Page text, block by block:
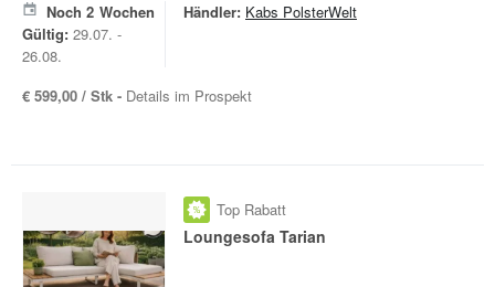
Noch 2 Wochen
Gültig: 29.07. -
26.08.
Händler: Kabs PolsterWelt
€ 599,00 / Stk - Details im Prospekt
Top Rabatt
Loungesofa Tarian